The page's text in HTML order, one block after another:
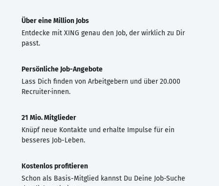
Über eine Million Jobs
Entdecke mit XING genau den Job, der wirklich zu Dir
passt.
Persönliche Job-Angebote
Lass Dich finden von Arbeitgebern und über 20.000
Recruiter·innen.
21 Mio. Mitglieder
Knüpf neue Kontakte und erhalte Impulse für ein
besseres Job-Leben.
Kostenlos profitieren
Schon als Basis-Mitglied kannst Du Deine Job-Suche